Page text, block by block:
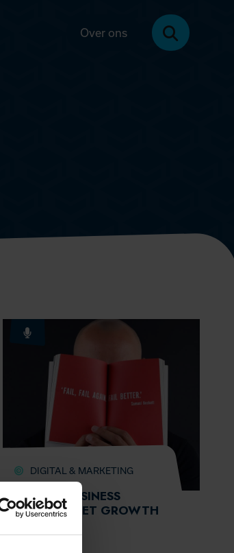
Over ons
DIGITAL & MARKETING
LAAT JE BUSINESS
GROEIEN MET GROWTH